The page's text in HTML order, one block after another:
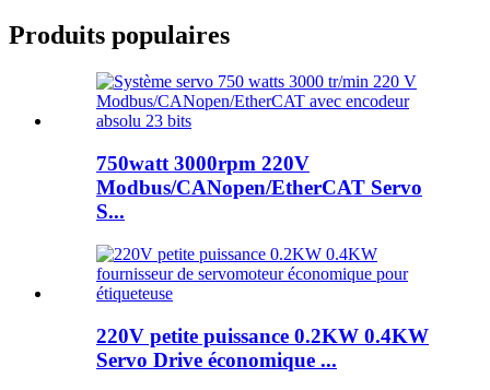
Produits populaires
750watt 3000rpm 220V
Modbus/CANopen/EtherCAT Servo
S...
220V petite puissance 0.2KW 0.4KW
Servo Drive économique ...